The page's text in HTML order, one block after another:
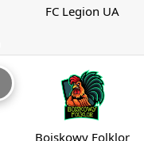
FC Legion UA
Boiskowy Folklor